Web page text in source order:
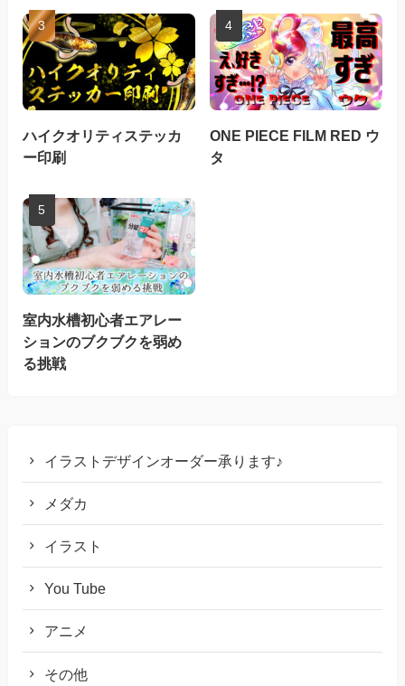
ハイクオリティステッカ
ー印刷
ONE PIECE FILM RED ウ
タ
室内水槽初心者エアレー
ションのブクブクを弱め
る挑戦
イラストデザインオーダー承ります♪
メダカ
イラスト
You Tube
アニメ
その他